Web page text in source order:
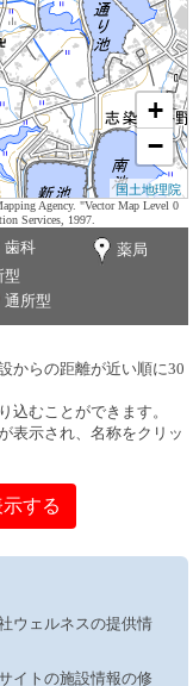
+
−
国土地理院
Agency. "Vector Map Level 0
Services, 1997.
歯科
薬局
型
通所型
からの距離が近い順に30
込むことができます。
表示され、名称をクリッ
する
ウェルネスの提供情
イトの施設情報の修